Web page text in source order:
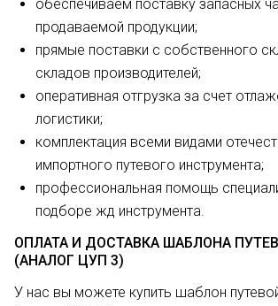
обеспечиваем поставку запасных
продаваемой продукции;
прямые поставки с собственного
складов производителей;
оперативная отгрузка за счет
логистики;
комплектация всеми видами
импортного путевого инструмента;
профессиональная помощь
подборе жд инструмента.
ОПЛАТА И ДОСТАВКА ШАБЛОНА
(АНАЛОГ ЦУП 3)
У нас вы можете купить шаблон